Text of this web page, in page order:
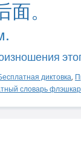
面。
диктовка,
словарь